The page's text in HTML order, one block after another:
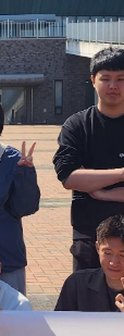
교육과정 및 생활
학군사관 혜택